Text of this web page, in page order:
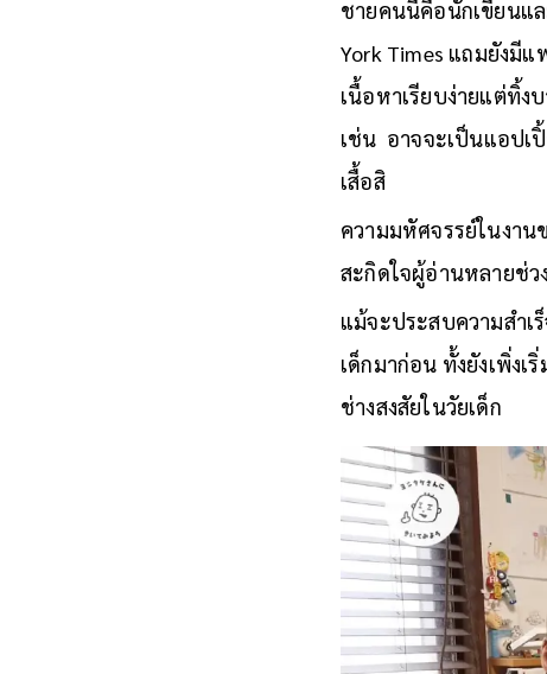
ชายคนนี้คือนักเขียนแ
York Times แถมยังมี
เนื้อหาเรียบง่ายแต่ทิ้ง
เช่น อาจจะเป็นแอปเ
เสื้อสิ
ความมหัศจรรย์ในงาน
สะกิดใจผู้อ่านหลายช่
แม้จะประสบความสำเ
เด็กมาก่อน ทั้งยังเพิ่ง
ช่างสงสัยในวัยเด็ก